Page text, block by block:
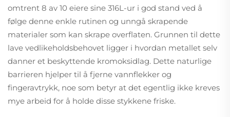
omtrent 8 av 10 eiere sine 316L-ur i god stand ved å
følge denne enkle rutinen og unngå skrapende
materialer som kan skrape overflaten. Grunnen til dette
lave vedlikeholdsbehovet ligger i hvordan metallet selv
danner et beskyttende kromoksidlag. Dette naturlige
barrieren hjelper til å fjerne vannflekker og
fingeravtrykk, noe som betyr at det egentlig ikke kreves
mye arbeid for å holde disse stykkene friske.